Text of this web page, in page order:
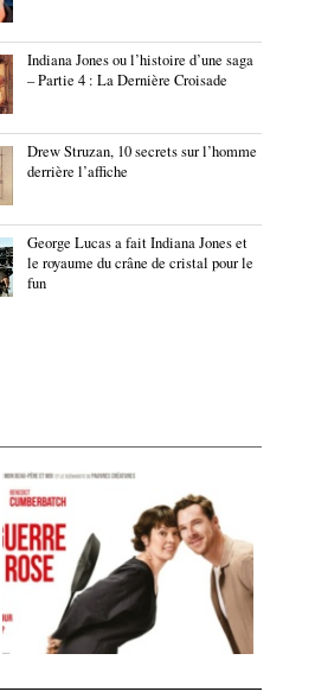
Indiana Jones ou l’histoire d’une saga
– Partie 4 : La Dernière Croisade
Drew Struzan, 10 secrets sur l’homme
derrière l’affiche
George Lucas a fait Indiana Jones et
le royaume du crâne de cristal pour le
fun